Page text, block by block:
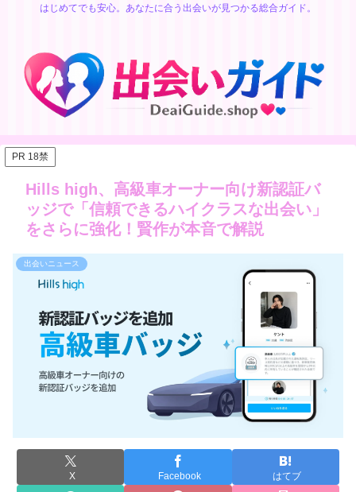
はじめてでも安心。あなたに合う出会いが見つかる総合ガイド。
PR 18禁
Hills high、高級車オーナー向け新認証バ
ッジで「信頼できるハイクラスな出会い」
をさらに強化！賢作が本音で解説
出会いニュース
X Facebook はてブ